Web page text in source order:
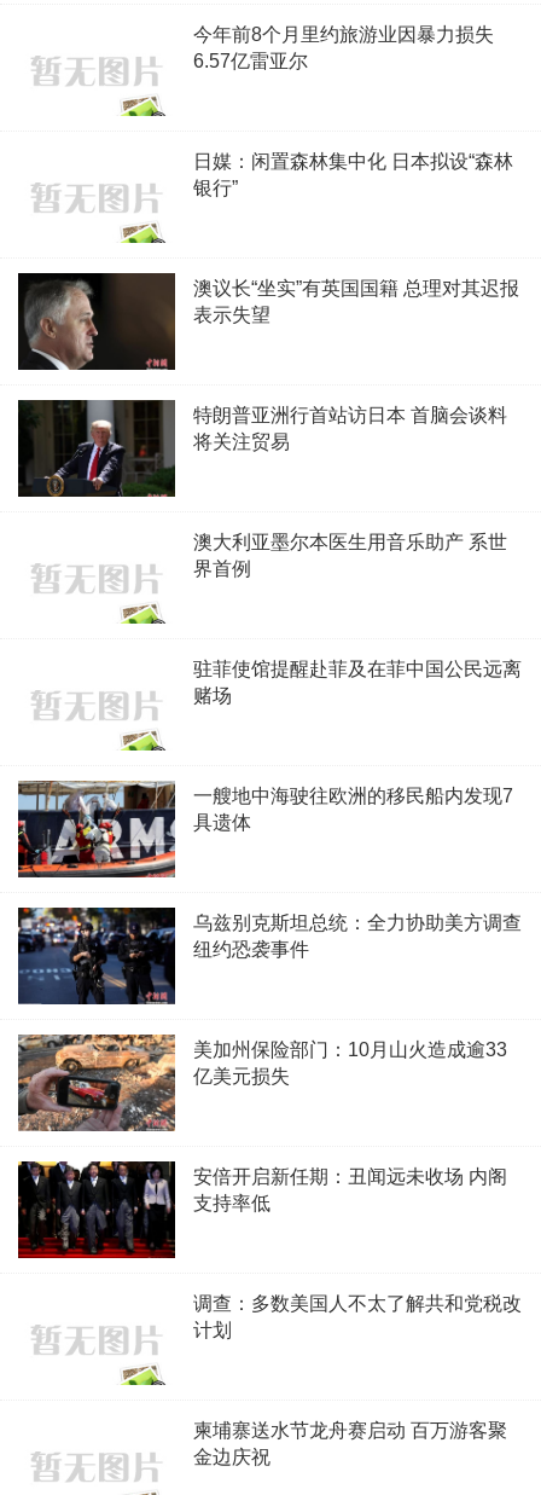
今年前8个月里约旅游业因暴力损失
6.57亿雷亚尔
日媒：闲置森林集中化 日本拟设“森林
银行”
澳议长“坐实”有英国国籍 总理对其迟报
表示失望
特朗普亚洲行首站访日本 首脑会谈料
将关注贸易
澳大利亚墨尔本医生用音乐助产 系世
界首例
驻菲使馆提醒赴菲及在菲中国公民远离
赌场
一艘地中海驶往欧洲的移民船内发现7
具遗体
乌兹别克斯坦总统：全力协助美方调查
纽约恐袭事件
美加州保险部门：10月山火造成逾33
亿美元损失
安倍开启新任期：丑闻远未收场 内阁
支持率低
调查：多数美国人不太了解共和党税改
计划
柬埔寨送水节龙舟赛启动 百万游客聚
金边庆祝